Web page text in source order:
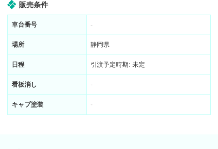
販売条件
車台番号 -
場所 静岡県
日程 引渡予定時期: 未定
看板消し -
キャブ塗装 -